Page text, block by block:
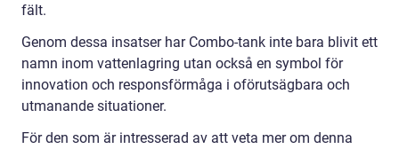
fält.
Genom dessa insatser har Combo-tank inte bara blivit ett
namn inom vattenlagring utan också en symbol för
innovation och responsförmåga i oförutsägbara och
utmanande situationer.
För den som är intresserad av att veta mer om denna